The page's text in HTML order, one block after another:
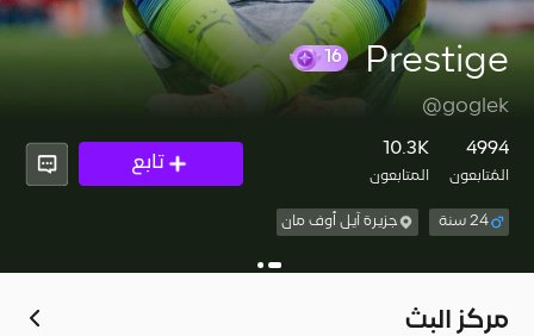
Prestige
@goglek
4994
المُتابعون
10.3K
المتابعون
تابع
24 سنة جزيرة آيل أوف مان
مركز البث